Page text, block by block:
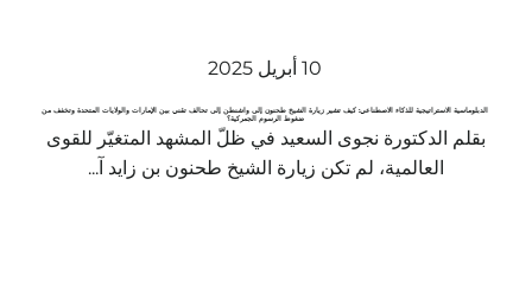
10 أبريل 2025
الدبلوماسية الاستراتيجية للذكاء الاصطناعي: كيف تشير زيارة الشيخ طحنون إلى واشنطن إلى تحالف تقني بين الإمارات والولايات المتحدة وتخفف من
ضغوط الرسوم الجمركية؟
بقلم الدكتورة نجوى السعيد في ظلّ المشهد المتغيّر للقوى
العالمية، لم تكن زيارة الشيخ طحنون بن زايد آ...